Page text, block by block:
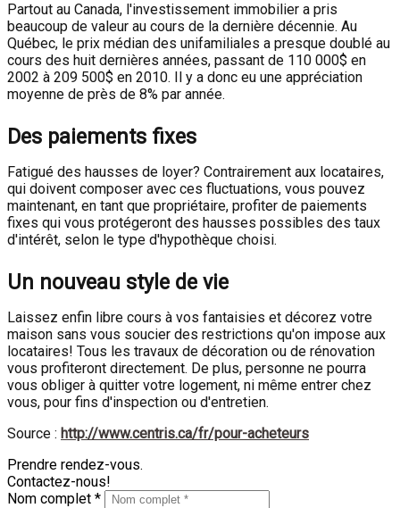
Partout au Canada, l'investissement immobilier a pris
beaucoup de valeur au cours de la dernière décennie. Au
Québec, le prix médian des unifamiliales a presque doublé au
cours des huit dernières années, passant de 110 000$ en
2002 à 209 500$ en 2010. Il y a donc eu une appréciation
moyenne de près de 8% par année.
Des paiements fixes
Fatigué des hausses de loyer? Contrairement aux locataires,
qui doivent composer avec ces fluctuations, vous pouvez
maintenant, en tant que propriétaire, profiter de paiements
fixes qui vous protégeront des hausses possibles des taux
d'intérêt, selon le type d'hypothèque choisi.
Un nouveau style de vie
Laissez enfin libre cours à vos fantaisies et décorez votre
maison sans vous soucier des restrictions qu'on impose aux
locataires! Tous les travaux de décoration ou de rénovation
vous profiteront directement. De plus, personne ne pourra
vous obliger à quitter votre logement, ni même entrer chez
vous, pour fins d'inspection ou d'entretien.
Source : http://www.centris.ca/fr/pour-acheteurs
Prendre rendez-vous.
Contactez-nous!
Nom complet *